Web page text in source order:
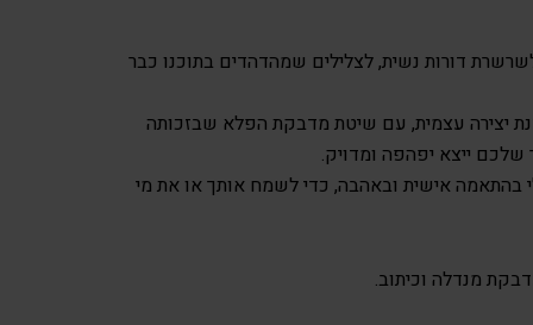
דורות נשית, לצלילים שמהדהדים בתוכנו כבר
יצירה עצמית, עם שיטת מדבקת הפלא שבזכותה
ייצא יפהפה ומדויק.
בהתאמה אישית ובאהבה, כדי לשמח אותך או את מי